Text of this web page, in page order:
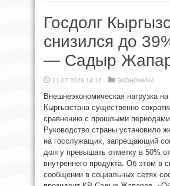
Госдолг
снизился до
— Садыр
21.07.2026 14:16 ЭКОНОМИКА
Внешнеэкономическая нагрузка
Кыргызстана существенно
сравнению с прошлыми
Руководство страны установило
на госслужащих, запрещающий
долгу превышать отметку в 50%
внутреннего продукта. Об этом в
сообщении в социальных сетях